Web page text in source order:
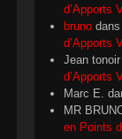
d’Apports
bruno dans
d’Apports
Jean tonoir
d’Apports
Marc E.
MR
en Points